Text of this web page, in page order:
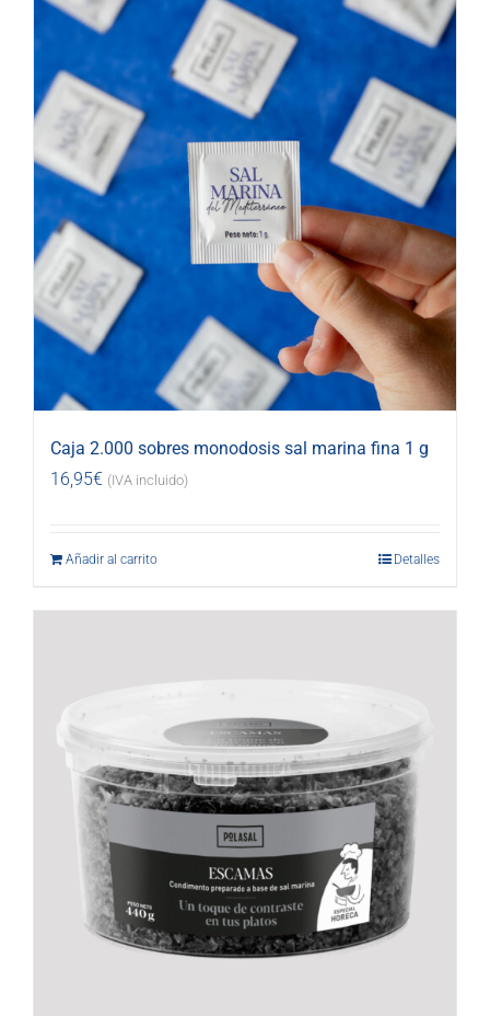
Caja 2.000 sobres monodosis sal marina fina 1 g
16,95€ (IVA incluido)
Añadir al carrito Detalles